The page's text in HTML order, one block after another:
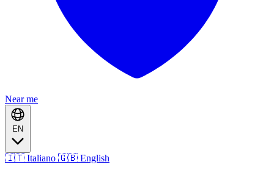
Near me
EN
🇮🇹 Italiano 🇬🇧 English